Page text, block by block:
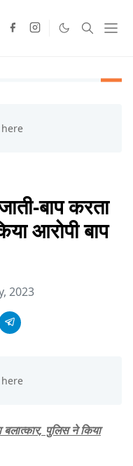
बाप करता
आरोपी बाप
2023
बलात्कार, पुलिस ने किया